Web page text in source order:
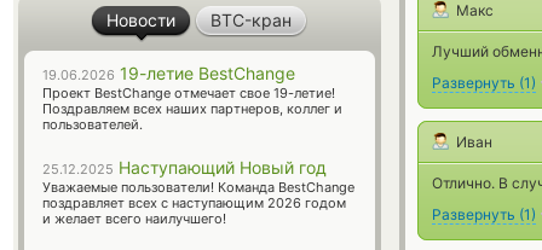
Макс
Лучший
Развернуть (1)
Иван
Отлично. В
Развернуть (1)
Новости BTC-кран
19.06.2026 19-летие BestChange
Проект BestChange отмечает свое 19-летие!
Поздравляем всех наших партнеров, коллег и
пользователей.
25.12.2025 Наступающий Новый год
Уважаемые пользователи! Команда BestChange
поздравляет всех с наступающим 2026 годом
и желает всего наилучшего!